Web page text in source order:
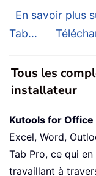
En savoir plus
Tab...
Tous les
installateur
Kutools for Office
Excel, Word,
Tab Pro, ce qui
travaillant à